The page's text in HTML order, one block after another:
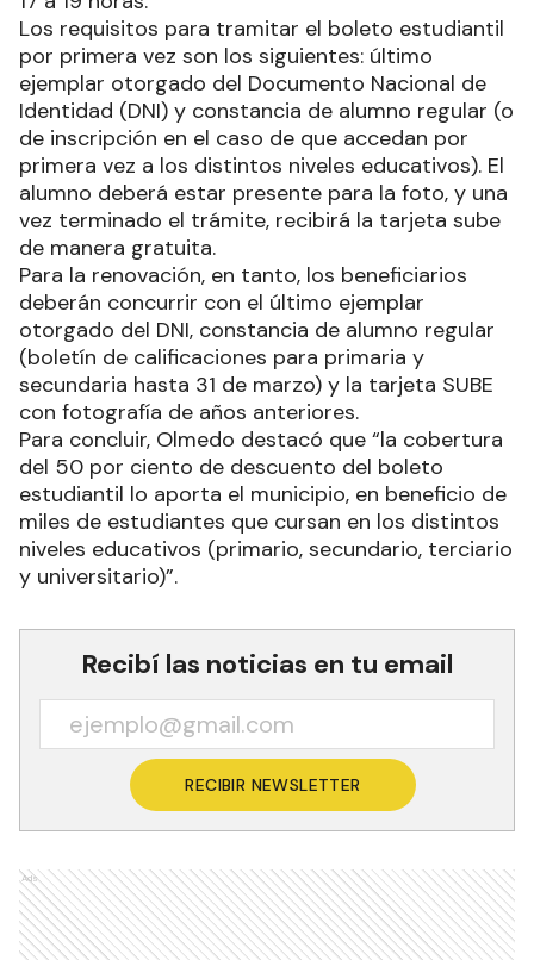
Los requisitos para tramitar el boleto estudiantil
por primera vez son los siguientes: último
ejemplar otorgado del Documento Nacional de
Identidad (DNI) y constancia de alumno regular (o
de inscripción en el caso de que accedan por
primera vez a los distintos niveles educativos). El
alumno deberá estar presente para la foto, y una
vez terminado el trámite, recibirá la tarjeta sube
de manera gratuita.
Para la renovación, en tanto, los beneficiarios
deberán concurrir con el último ejemplar
otorgado del DNI, constancia de alumno regular
(boletín de calificaciones para primaria y
secundaria hasta 31 de marzo) y la tarjeta SUBE
con fotografía de años anteriores.
Para concluir, Olmedo destacó que “la cobertura
del 50 por ciento de descuento del boleto
estudiantil lo aporta el municipio, en beneficio de
miles de estudiantes que cursan en los distintos
niveles educativos (primario, secundario, terciario
y universitario)”.
Recibí las noticias en tu email
RECIBIR NEWSLETTER
Ads